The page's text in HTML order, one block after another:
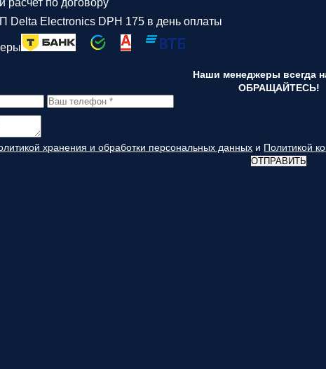
расчет по договору
Delta Electronics DPH 175 в день оплаты
Наши менеджеры всегда
ОБРАЩАЙТЕСЬ!
хранения и обработки персональных данных и Политикой
ОТПРАВИТЬ